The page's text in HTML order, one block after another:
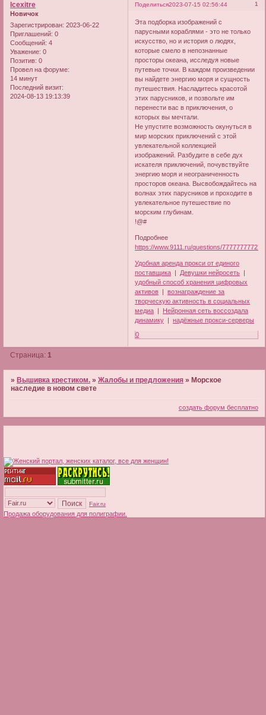
Поделиться 1
2023-07-15 02:56:44
lcexitre
Новичок
Зарегистрирован: 2023-06-22
Приглашений: 0
Сообщений: 4
Уважение: 0
Позитив: 0
Провел на форуме:
14 минут
Последний визит:
2024-08-13 19:13:39
Эта подборка изображений с
парусными кораблями - это не только
искусство, но и история о людях,
которые смело в непознанные
просторы океана, исследуя новые
путевые точки. В каждом произведении
вы найдете энергию моря и сущность
путешествия. Насладитесь красотой
этих парусников, и позвольте им
перенести вас в приключения, о
которых вы мечтали.
Не упустите возможность окунуться в
мир морских приключений с этой
увлекательной коллекцией
изображений. Разбудите в себе дух
искателя приключений, почувствуйте
энергию моря и неограниченность
просторов океана. Высвобождайтесь на
волнах этих парусников и проходите в
увлекательное путешествие по
морским глубинам.
!@#
Подробнее
https://www.9111.ru/questions/
Удобная аренда прокси от единого
поставщика | Девушки нейросеть |
удобный способ хранения цифровых
активов |вознаграждение за
творческую активность в социальных
медиа | Нейронная сеть воссоздала
динамику |надёжные прокси-серверы
0
Страница: 1
» Вышивка крестиком. »Жалобы и предложения » Морское
наследие в новом свете
создать форум бесплатно
Fair.ru
Продажа оборудования для полиграфии.